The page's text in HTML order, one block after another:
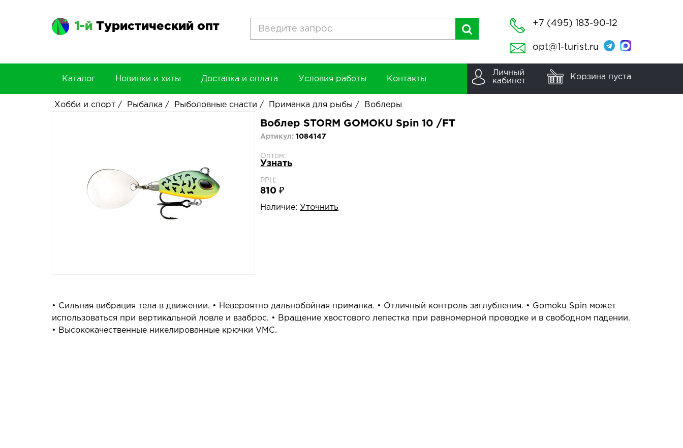
1-й Туристический опт +7 (495) 183-90-12
opt@1-turist.ru
Каталог Новинки и хиты Доставка и оплата Условия работы Контакты
Личный
кабинет
Корзина пуста
Хобби и спорт / Рыбалка / Рыболовные снасти / Приманка для рыбы / Воблеры
Воблер STORM GOMOKU Spin 10 /FT
Артикул: 1084147
Оптом:
Узнать
РРЦ:
810 ₽
Наличие: Уточнить
• Сильная вибрация тела в движении. • Невероятно дальнобойная приманка. • Отличный контроль заглубления. • Gomoku Spin может
использоваться при вертикальной ловле и взаброс. • Вращение хвостового лепестка при равномерной проводке и в свободном падении.
• Высококачественные никелированные крючки VMC.